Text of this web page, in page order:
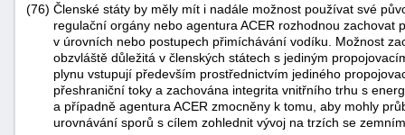
(76) Členské státy by měly mít i nadále možnost používat své
regulační orgány nebo agentura ACER rozhodnou zachovat
v úrovních nebo postupech přimíchávání vodíku. Možnost
obzvláště důležitá v členských státech s jediným
plynu vstupují především prostřednictvím jediného
přeshraniční toky a zachována integrita vnitřního trhu s
a případně agentura ACER zmocněny k tomu, aby mohly
urovnávání sporů s cílem zohlednit vývoj na trzích se